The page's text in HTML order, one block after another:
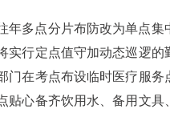
年多点分片布防改为单点
实行定点值守加动态巡逻
门在考点布设临时医疗服
贴心备齐饮用水、备用文